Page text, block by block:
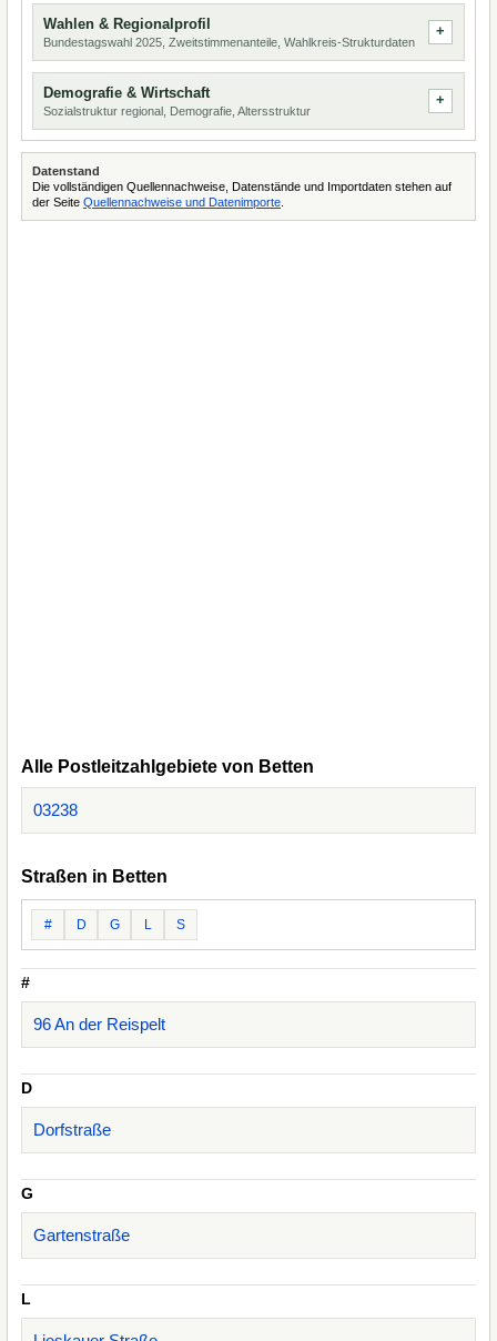
Wahlen & Regionalprofil
Bundestagswahl 2025, Zweitstimmenanteile, Wahlkreis-Strukturdaten
Demografie & Wirtschaft
Sozialstruktur regional, Demografie, Altersstruktur
Datenstand
Die vollständigen Quellennachweise, Datenstände und Importdaten stehen auf
der Seite Quellennachweise und Datenimporte
Alle Postleitzahlgebiete von Betten
03238
Straßen in Betten
# D G L S
#
96 An der Reispelt
D
Dorfstraße
G
Gartenstraße
L